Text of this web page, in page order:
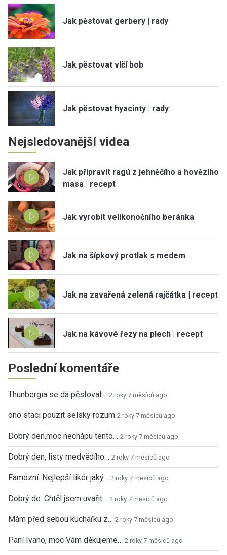
Jak pěstovat gerbery | rady
Jak pěstovat vlčí bob
Jak pěstovat hyacinty | rady
Nejsledovanější videa
Jak připravit ragú z jehněčího a hovězího
masa | recept
Jak vyrobit velikonočního beránka
Jak na šípkový protlak s medem
Jak na zavařená zelená rajčátka | recept
Jak na kávové řezy na plech | recept
Poslední komentáře
Thunbergia se dá pěstovat… 2 roky 7 měsíců ago
ono staci pouzit selsky rozum 2 roky 7 měsíců ago
Dobrý den,moc nechápu tento… 2 roky 7 měsíců ago
Dobrý den, listy medvědího… 2 roky 7 měsíců ago
Famózní. Nejlepší likér jaký… 2 roky 7 měsíců ago
Dobrý de. Chtěl jsem uvařit… 2 roky 7 měsíců ago
Mám před sebou kuchařku z… 2 roky 7 měsíců ago
Paní Ivano, moc Vám děkujeme… 2 roky 7 měsíců ago